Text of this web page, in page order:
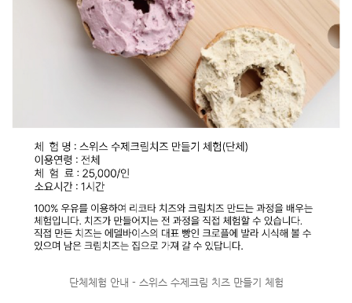
단체체험 안내 - 스위스 수제크림 치즈 만들기 체험